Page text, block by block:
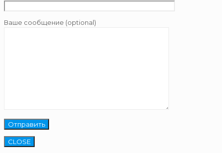
Ваше сообщение (optional)
CLOSE